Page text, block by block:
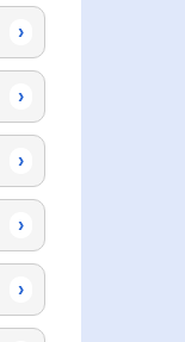
›
›
›
›
›